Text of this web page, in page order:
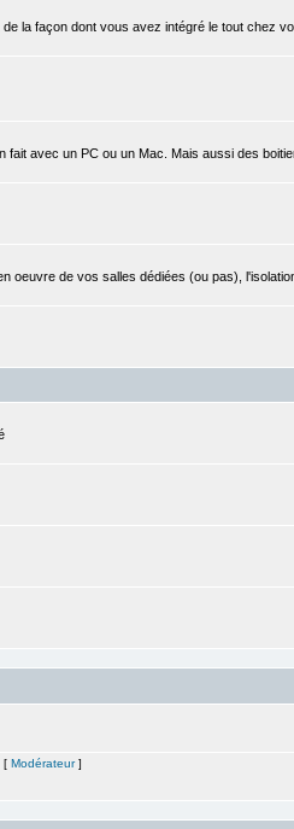
la façon dont vous avez intégré le tout chez
avec un PC ou un Mac. Mais aussi des
de vos salles dédiées (ou pas),
Modérateur]